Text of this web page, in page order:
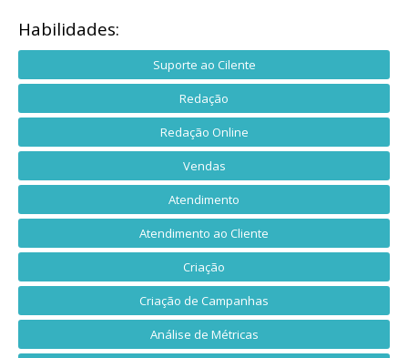
Habilidades:
Suporte ao Cilente
Redação
Redação Online
Vendas
Atendimento
Atendimento ao Cliente
Criação
Criação de Campanhas
Análise de Métricas